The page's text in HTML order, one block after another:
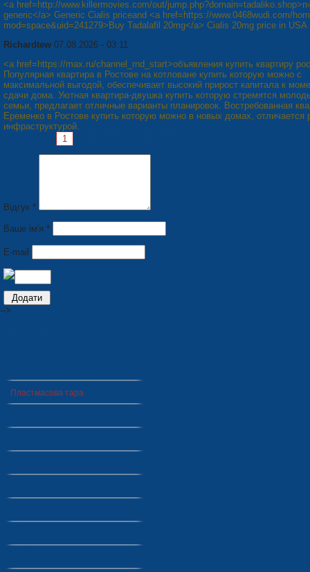
<a href=http://www.killermovies.com/out/
generic</a> Generic Cialis priceand <a href=https://www.0468wudi.com/
mod=space&uid=241279>Buy Tadalafil 20mg</a> Cialis 20mg price in USA
Richardtew 07.08.2026 - 03:11
<a href=https://max.ru/channel_rnd_start>объявления купить квартиру
Популярная квартира в Ростове на котловане купить которую можно с
максимальной выгодой, обеспечивает высокий прирост капитала к
сдачи дома. Уютная квартира-двушка купить которую стремятся
семьи, предлагает отличные варианты планировок. Востребованная
Еременко в Ростове купить которую можно в новых домах, отличается
инфраструктурой.
1
Відгук *
Ваше ім'я *
E-mail
-->
Пластмасова тара